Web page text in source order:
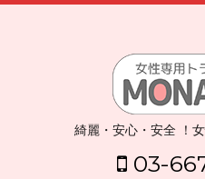
綺麗・安心・安全 ！
03-